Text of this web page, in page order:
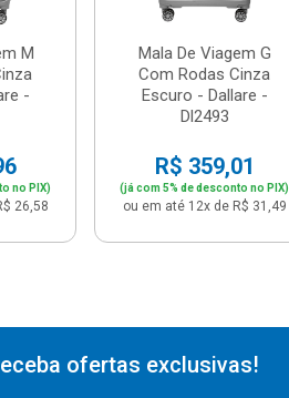
M
-
no PIX)
26,58
Mala De Viagem G
Com Rodas Cinza
Escuro - Dallare -
Dl2493
R$ 359,01
(já com 5% de desconto no PIX)
ou em até 12x de R$ 31,49
ofertas exclusivas!